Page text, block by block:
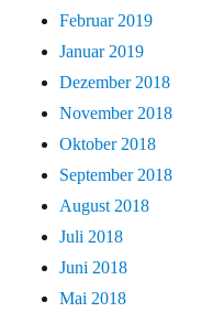
Februar 2019
Januar 2019
Dezember 2018
November 2018
Oktober 2018
September 2018
August 2018
Juli 2018
Juni 2018
Mai 2018